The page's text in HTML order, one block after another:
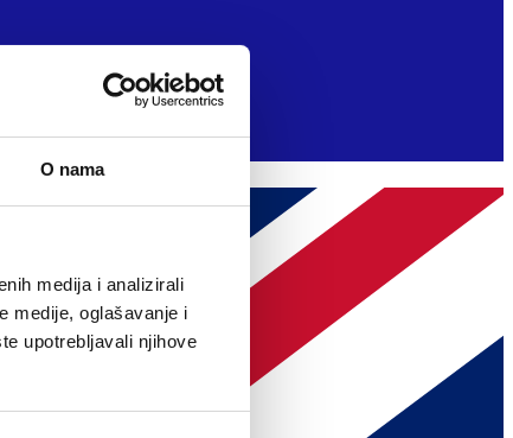
O nama
medija i analizirali
medije, oglašavanje i
upotrebljavali njihove